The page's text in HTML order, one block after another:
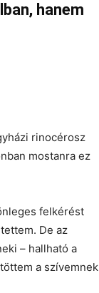
hanem
rinocérosz
mostanra ez
felkérést
De az
– hallható a
a szívemnek